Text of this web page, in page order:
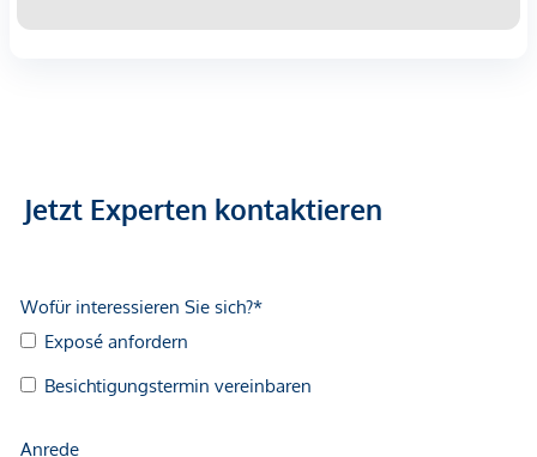
Jetzt Experten kontaktieren